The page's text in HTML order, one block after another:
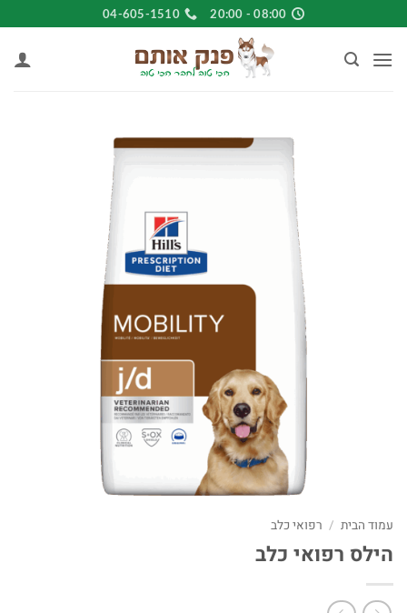
to
content
08:00 - 20:00
04-605-1510
עמוד הבית / רפואי כלב
הילס רפואי כלב